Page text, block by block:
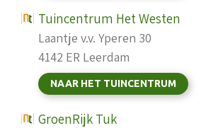
Tuincentrum Het Westen
Laantje v.v. Yperen 30
4142 ER Leerdam
NAAR HET TUINCENTRUM
GroenRijk Tuk